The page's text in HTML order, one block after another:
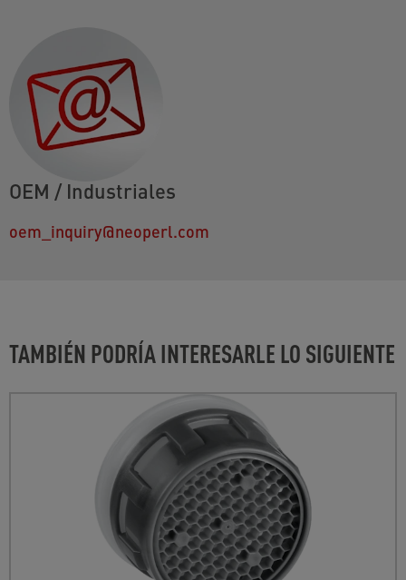
OEM / Industriales
oem_inquiry@neoperl.com
TAMBIÉN PODRÍA INTERESARLE LO SIGUIENTE